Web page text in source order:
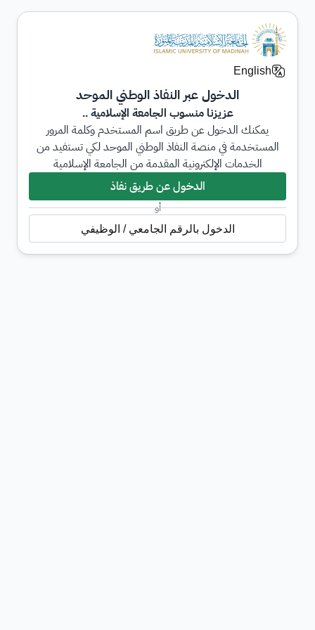
English
الدخول عبر النفاذ الوطني الموحد
عزيزنا منسوب الجامعة الإسلامية ..
يمكنك الدخول عن طريق اسم المستخدم وكلمة المرور
المستخدمة في منصة النفاذ الوطني الموحد لكي تستفيد من
الخدمات الإلكترونية المقدمة من الجامعة الإسلامية
الدخول عن طريق نفاذ
أو
الدخول بالرقم الجامعي / الوظيفي